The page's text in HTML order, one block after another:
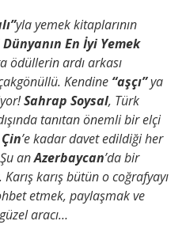
yla yemek kitaplarının
En İyi Yemek
ödüllerin ardı arkası
Kendine “aşçı”ya
Sahrap Soysal, Türk
tanıtan önemli bir elçi
Çin’e kadar davet edildiği her
anAzerbaycan’da bir
karış bütün o coğrafyayı
etmek, paylaşmak ve
aracı…